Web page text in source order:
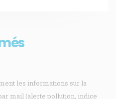
les informations sur la
mail (alerte pollution, indice